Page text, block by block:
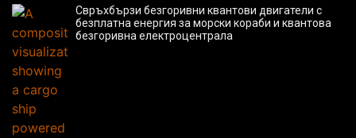
Свръхбързи безгоривни квантови двигатели с
безплатна енергия за морски кораби и квантова
безгоривна електроцентрала